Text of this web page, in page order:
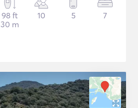
98 ft
30 m
10 5 7